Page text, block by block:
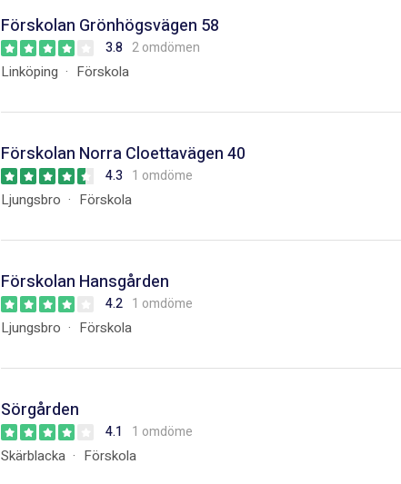
Förskolan Grönhögsvägen 58
3.8 2 omdömen
Linköping Förskola
Förskolan Norra Cloettavägen 40
4.3 1 omdöme
Ljungsbro Förskola
Förskolan Hansgården
4.2 1 omdöme
Ljungsbro Förskola
Sörgården
4.1 1 omdöme
Skärblacka Förskola